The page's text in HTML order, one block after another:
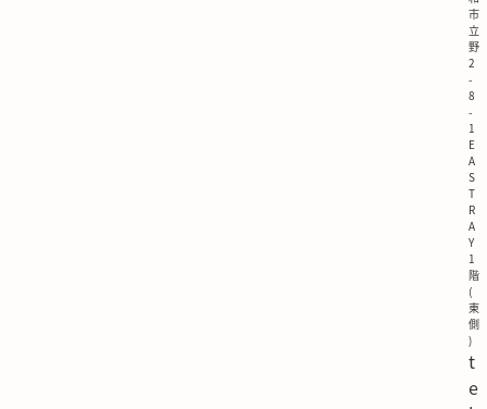
市
立
野
2
-
8
-
1
E
A
S
T
R
A
Y
1
階
(
東
側
)
t
e